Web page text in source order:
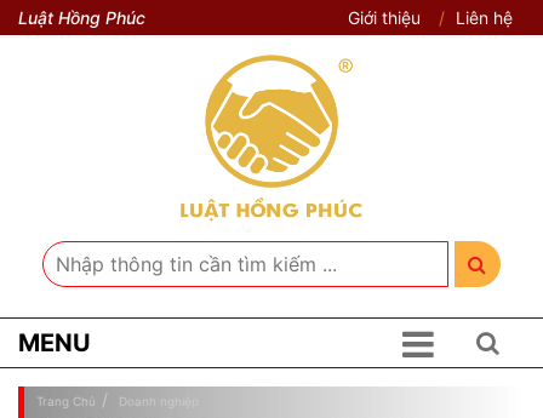
Luật Hồng Phúc Giới thiệu Liên hệ
MENU
Trang Chủ
Doanh nghiệp